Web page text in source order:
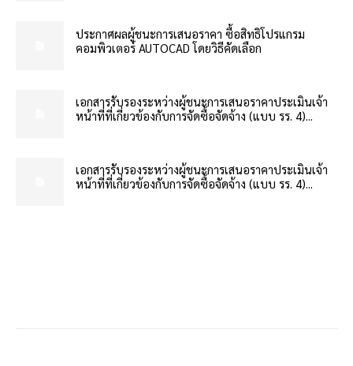
ประกาศผลผู้ชนะการเสนอราคา ซื้อสิทธิโปรแกรม
คอมพิวเตอร์ AUTOCAD โดยวิธีคัดเลือก
เอกสารรับรองระหว่างผู้ชนะการเสนอราคาประเมินเจ้า
หน้าที่ที่เกี่ยวข้องกับการจัดซื้อจัดจ้าง (แบบ รร. 4)...
เอกสารรับรองระหว่างผู้ชนะการเสนอราคาประเมินเจ้า
หน้าที่ที่เกี่ยวข้องกับการจัดซื้อจัดจ้าง (แบบ รร. 4)...